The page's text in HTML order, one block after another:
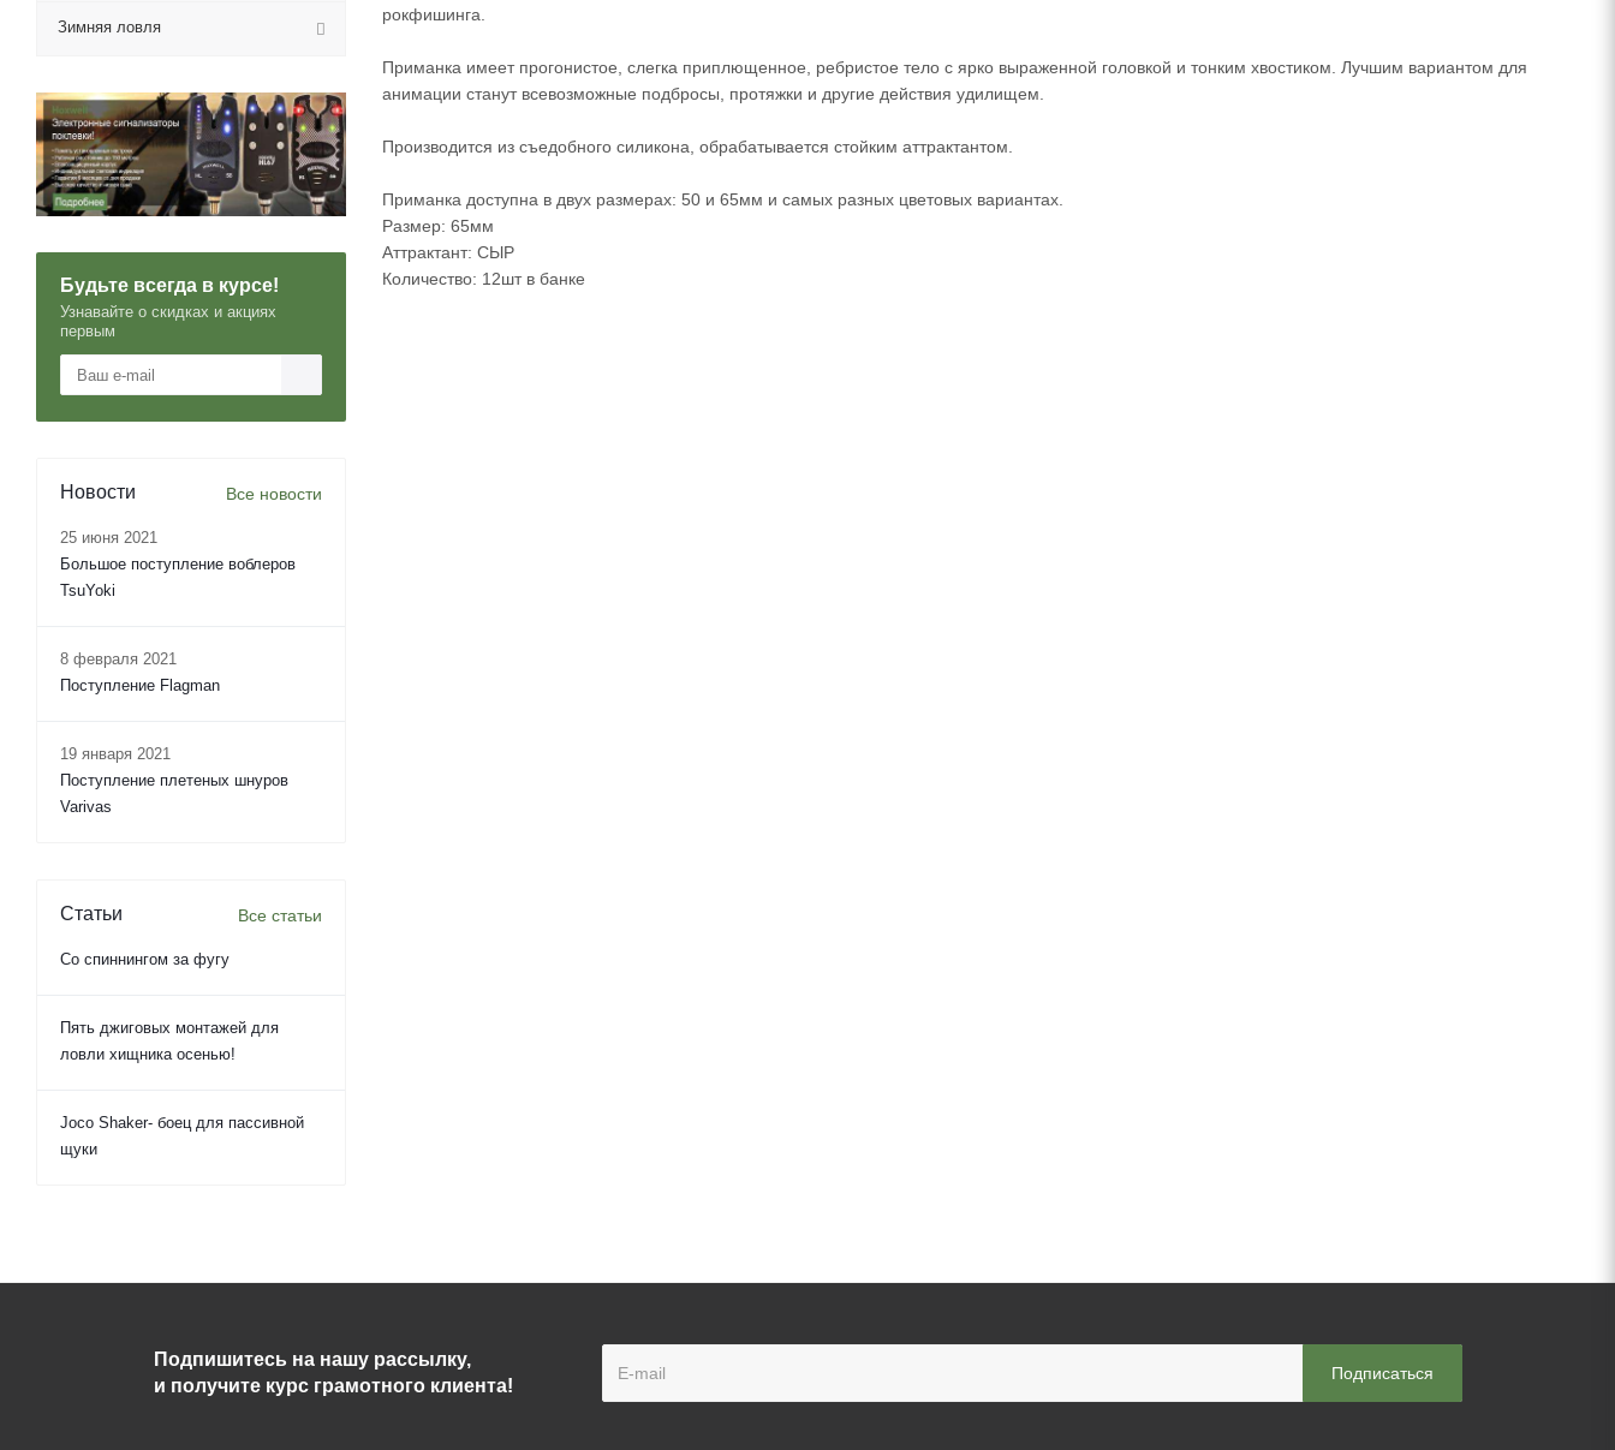
рокфишинга.
Приманка имеет прогонистое, слегка приплющенное, ребристое тело с ярко выраженной головкой и тонким хвостиком. Лучшим вариантом для
анимации станут всевозможные подбросы, протяжки и другие действия удилищем.
Производится из съедобного силикона, обрабатывается стойким аттрактантом.
Приманка доступна в двух размерах: 50 и 65мм и самых разных цветовых вариантах.
Размер: 65мм
Аттрактант: СЫР
Количество: 12шт в банке
Зимняя ловля
Будьте всегда в курсе!
Узнавайте о скидках и акциях
первым
Новости Все новости
25 июня 2021
Большое поступление воблеров
TsuYoki
8 февраля 2021
Поступление Flagman
19 января 2021
Поступление плетеных шнуров
Varivas
Статьи Все статьи
Со спиннингом за фугу
Пять джиговых монтажей для
ловли хищника осенью!
Joco Shaker- боец для пассивной
щуки
Подпишитесь на нашу рассылку,
и получите курс грамотного клиента!